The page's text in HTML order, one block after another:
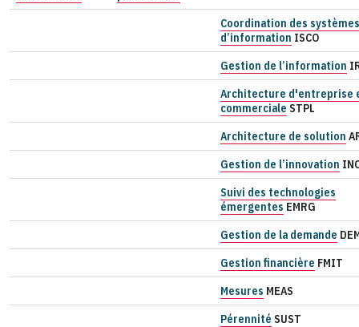
Coordination des systèmes
d’information ISCO
Gestion de l’information
Architecture d'entreprise
commerciale STPL
Architecture de solution
Gestion de l’innovation
Suivi des technologies
émergentes EMRG
Gestion de la demande
Gestion financière FMIT
Mesures MEAS
Pérennité SUST